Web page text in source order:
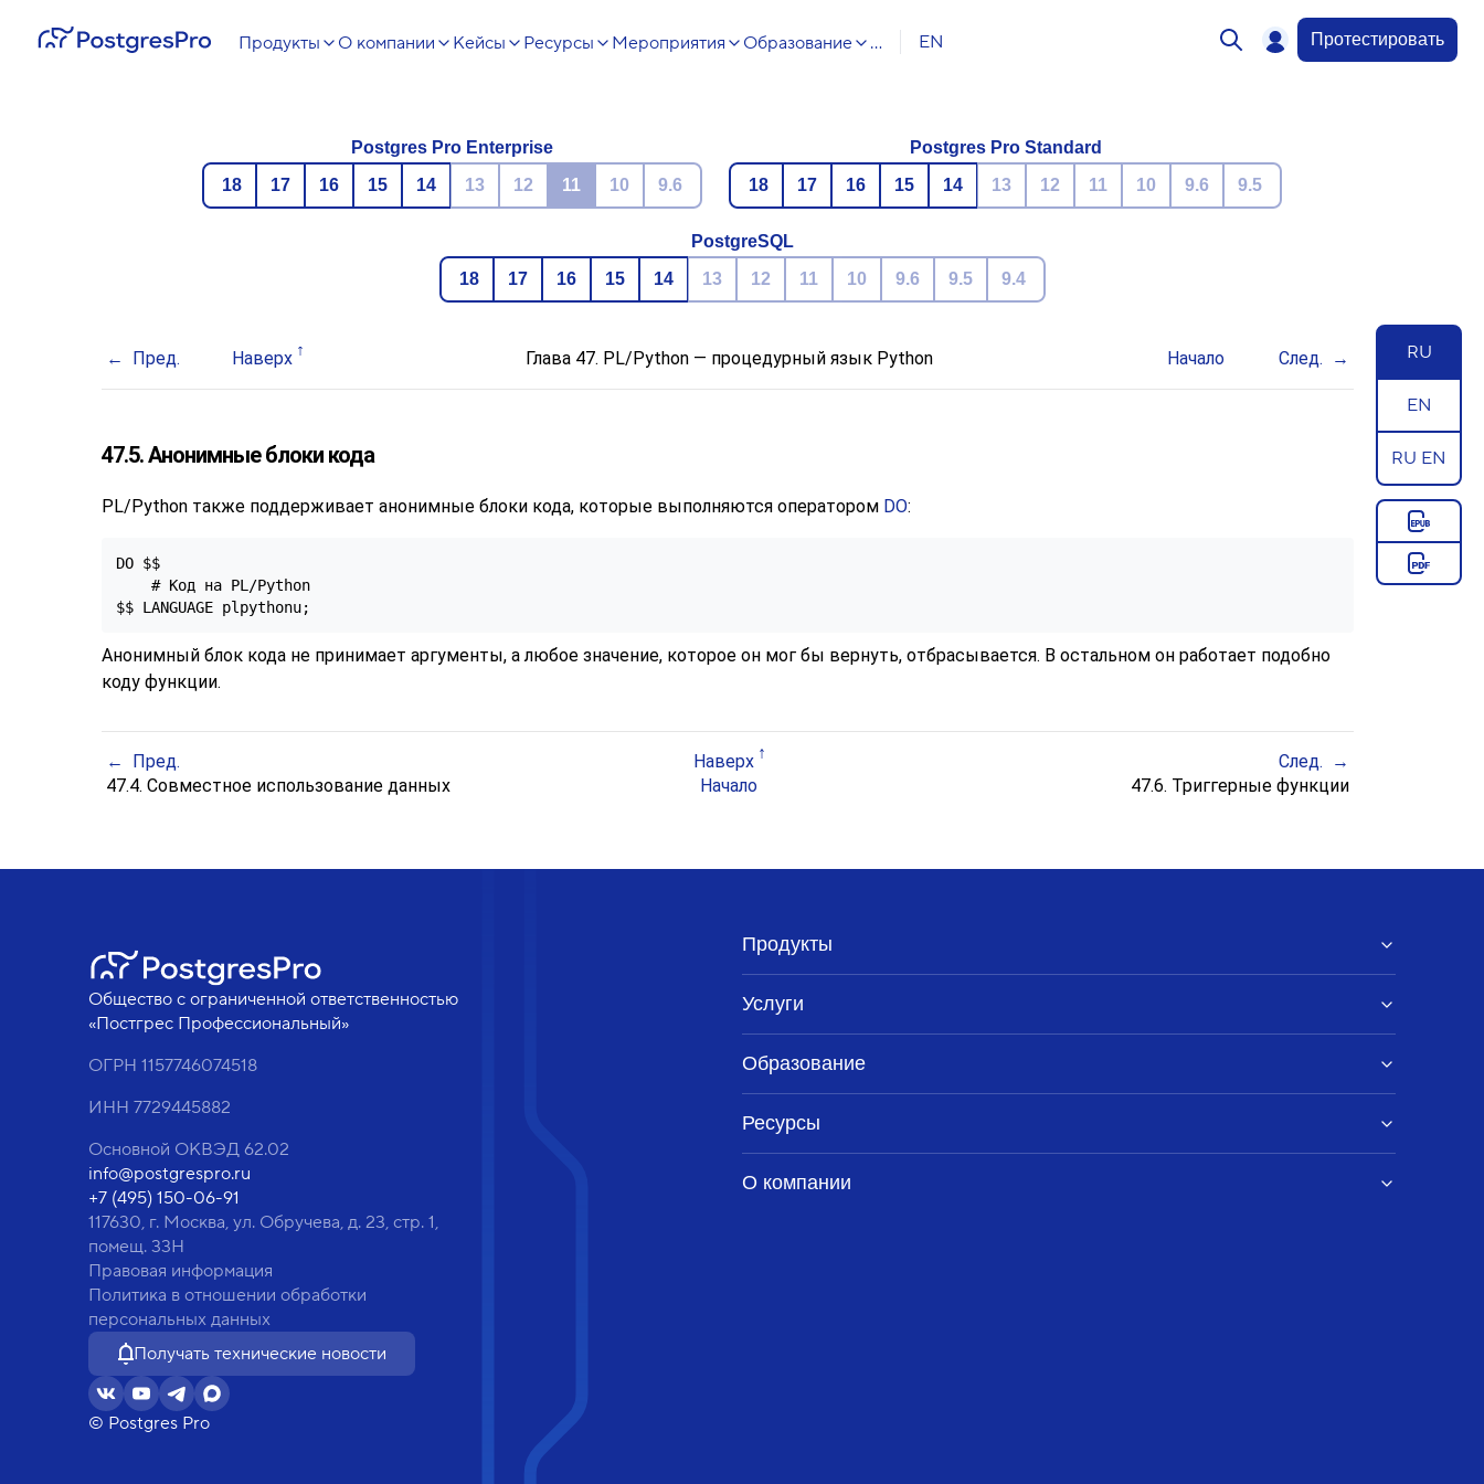
Продукты О компании Кейсы Ресурсы Мероприятия Образование ... EN Протестировать
Postgres Pro Enterprise
18
17 16 15 14 13 12 11 10 9.6
Postgres Pro Standard
18
17 16 15 14 13 12 11 10 9.6 9.5
PostgreSQL
18
17 16 15 14 13 12 11 10 9.6 9.5 9.4
RU
EN
RU EN
Пред. Наверх Глава 47. PL/Python — процедурный язык Python Начало След.
47.5. Анонимные блоки кода
PL/Python также поддерживает анонимные блоки кода, которые выполняются оператором DO:
DO $$
    # Код на PL/Python
$$ LANGUAGE plpythonu;
Анонимный блок кода не принимает аргументы, а любое значение, которое он мог бы вернуть, отбрасывается. В остальном он работает подобно
коду функции.
Пред. Наверх
След.
47.4. Совместное использование данных
Начало 47.6. Триггерные функции
Общество с ограниченной ответственностью
«Постгрес Профессиональный»
ОГРН 1157746074518
ИНН 7729445882
Основной ОКВЭД 62.02
info@postgrespro.ru
+7 (495) 150-06-91
117630, г. Москва, ул. Обручева, д. 23, стр. 1,
помещ. 33Н
Правовая информация
Политика в отношении обработки
персональных данных
Получать технические новости
© Postgres Pro
Продукты
Услуги
Образование
Ресурсы
О компании